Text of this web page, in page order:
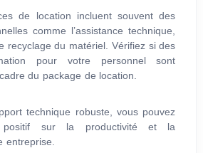
de location incluent souvent des
comme l’assistance technique,
recyclage du matériel. Vérifiez si des
pour votre personnel sont
du package de location.
technique robuste, vous pouvez
positif sur la productivité et la
entreprise.